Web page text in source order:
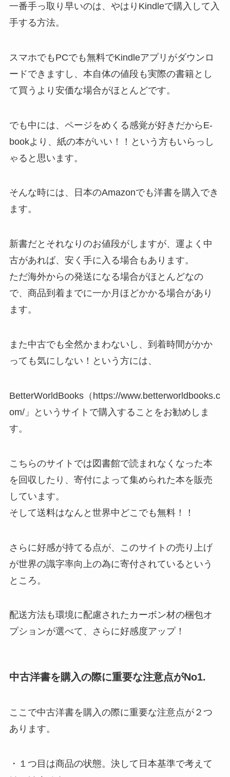
一番手っ取り早いのは、やはりKindleで購入して入
手する方法。
スマホでもPCでも無料でKindleアプリがダウンロ
ードできますし、本自体の値段も実際の書籍とし
て買うより安価な場合がほとんどです。
でも中には、ページをめくる感覚が好きだからE-
bookより、紙の本がいい！！という方もいらっし
ゃると思います。
そんな時には、日本のAmazonでも洋書を購入でき
ます。
新書だとそれなりのお値段がしますが、運よく中
古があれば、安く手に入る場合もあります。
ただ海外からの発送になる場合がほとんどなの
で、商品到着までに一か月ほどかかる場合があり
ます。
また中古でも全然かまわないし、到着時間がかか
っても気にしない！という方には、
BetterWorldBooks（https://www.betterworldbooks.c
om/」というサイトで購入することをお勧めしま
す。
こちらのサイトでは図書館で読まれなくなった本
を回収したり、寄付によって集められた本を販売
しています。
そして送料はなんと世界中どこでも無料！！
さらに好感が持てる点が、このサイトの売り上げ
が世界の識字率向上の為に寄付されているという
ところ。
配送方法も環境に配慮されたカーボン材の梱包オ
プションが選べて、さらに好感度アップ！
中古洋書を購入の際に重要な注意点がNo1.
ここで中古洋書を購入の際に重要な注意点が２つ
あります。
・１つ目は商品の状態。決して日本基準で考えて